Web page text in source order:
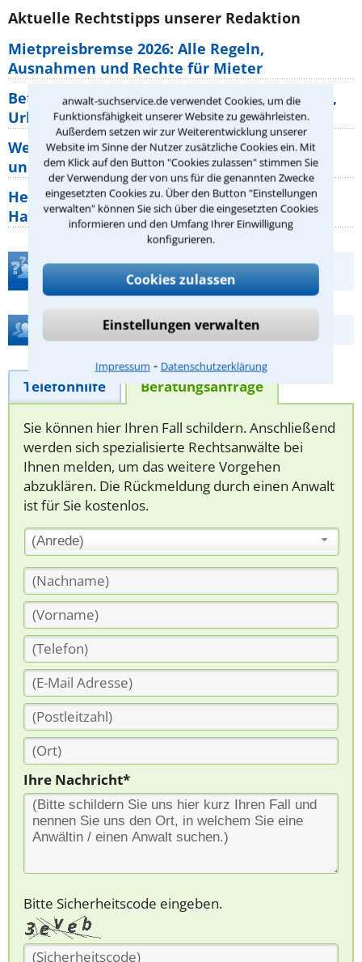
anwalt-suchservice.de verwendet Cookies, um die
Funktionsfähigkeit unserer Website zu gewährleisten.
Außerdem setzen wir zur Weiterentwicklung unserer
Website im Sinne der Nutzer zusätzliche Cookies ein. Mit
dem Klick auf den Button "Cookies zulassen" stimmen Sie
der Verwendung der von uns für die genannten Zwecke
eingesetzten Cookies zu. Über den Button "Einstellungen
verwalten" können Sie sich über die eingesetzten Cookies
informieren und den Umfang Ihrer Einwilligung
konfigurieren.
Cookies zulassen
Einstellungen verwalten
Impressum ⁃ Datenschutzerklärung
Aktuelle Rechtstipps unserer Redaktion
Mietpreisbremse 2026: Alle Regeln,
Ausnahmen und Rechte für Mieter
Betriebsausflug: 11 Antworten zu Teilnahme,
Urlaub, Arbeitszeit
Welche Rechte hat der Käufer eines Pferdes
und wie macht man sie
Heizungsaustausch abgesagt: Was müssen
Hauseigentümer jetzt zum Thema
Teste Dein Rechtswissen
Hilfe bei Ihrer Anwaltsuche?
Telefonhilfe Beratungsanfrage
Sie können hier Ihren Fall schildern. Anschließend
werden sich spezialisierte Rechtsanwälte bei
Ihnen melden, um das weitere Vorgehen
abzuklären. Die Rückmeldung durch einen Anwalt
ist für Sie kostenlos.
(Anrede)
Ihre Nachricht*
Bitte Sicherheitscode eingeben.